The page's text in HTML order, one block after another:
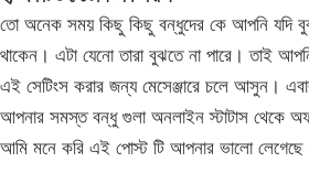
তো অনেক সময় কিছু কিছু বন্ধুদের কে আপনি যদি
থাকেন। এটা যেনো তারা বুঝতে না পারে। তাই
এই সেটিংস করার জন্য মেসেঞ্জারে চলে আসুন।
আপনার সমস্ত বন্ধু গুলা অনলাইন স্টাটাস থেকে
আমি মনে করি এই পোস্ট টি আপনার ভালো